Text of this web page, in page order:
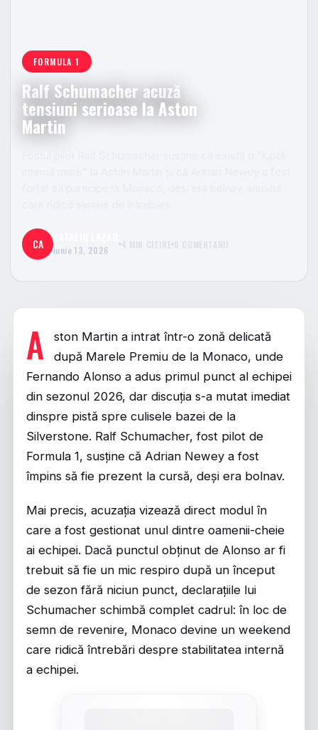
FORMULA 1
Ralf Schumacher acuză
tensiuni serioase la Aston
Martin
CA iunie 13, 2026 4 MIN CITIRE 0 COMENTARII
A
ston Martin a intrat într-o zonă delicată
după Marele Premiu de la Monaco, unde
Fernando Alonso a adus primul punct al echipei
din sezonul 2026, dar discuția s-a mutat imediat
dinspre pistă spre culisele bazei de la
Silverstone. Ralf Schumacher, fost pilot de
Formula 1, susține că Adrian Newey a fost
împins să fie prezent la cursă, deși era bolnav.
Mai precis, acuzația vizează direct modul în
care a fost gestionat unul dintre oamenii-cheie
ai echipei. Dacă punctul obținut de Alonso ar fi
trebuit să fie un mic respiro după un început
de sezon fără niciun punct, declarațiile lui
Schumacher schimbă complet cadrul: în loc de
semn de revenire, Monaco devine un weekend
care ridică întrebări despre stabilitatea internă
a echipei.